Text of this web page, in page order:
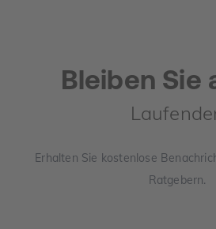
Bleiben Sie
Erhalten Sie kostenlose
Ratgebern.